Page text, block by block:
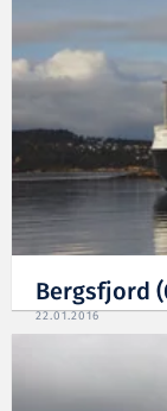
Bergsfjord
22.01.2016